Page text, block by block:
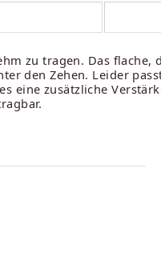
zu tragen. Das flache,
den Zehen. Leider
eine zusätzliche